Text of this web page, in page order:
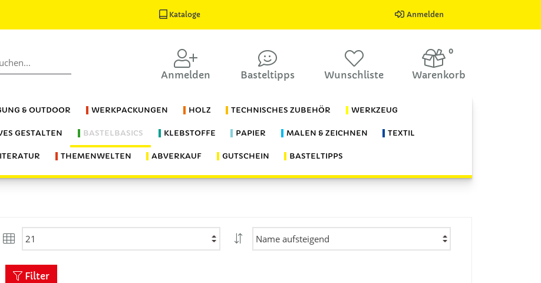
Kataloge Anmelden
Anmelden Basteltipps Wunschliste
0
Warenkorb
& OUTDOOR WERKPACKUNGEN HOLZ TECHNISCHES ZUBEHÖR WERKZEUG
GESTALTEN BASTELBASICS KLEBSTOFFE PAPIER MALEN & ZEICHNEN TEXTIL
THEMENWELTEN ABVERKAUF GUTSCHEIN BASTELTIPPS
Filter